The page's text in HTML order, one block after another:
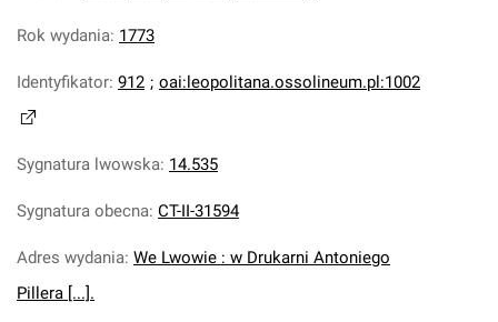
Rok wydania: 1773
Identyfikator: 912 ; oai:leopolitana.ossolineum.pl:1002
Sygnatura lwowska: 14.535
Sygnatura obecna: CT-II-31594
Adres wydania: We Lwowie : w Drukarni Antoniego
Pillera [...].